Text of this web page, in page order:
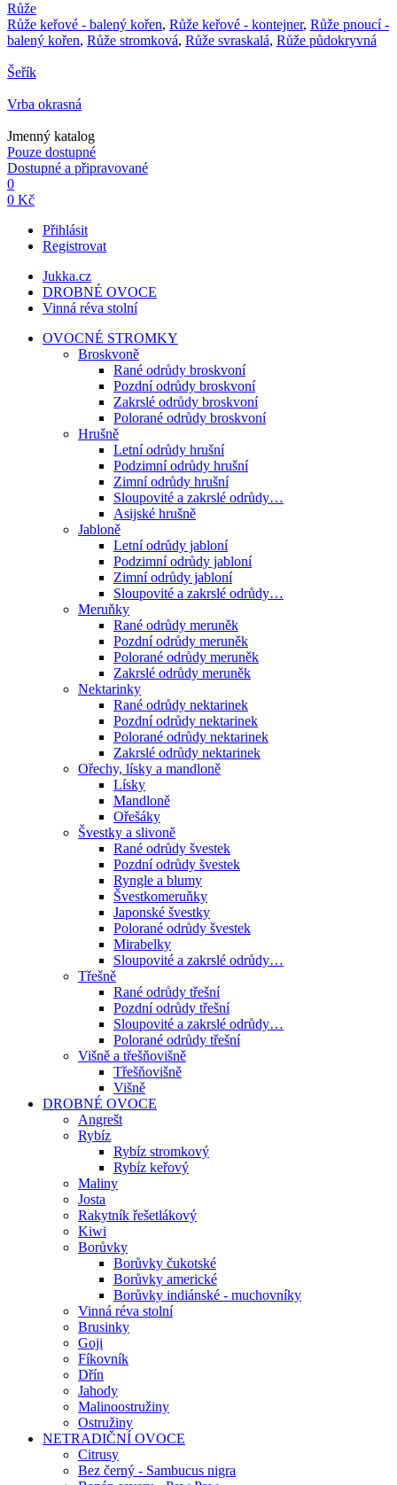
Růže
Růže keřové - balený kořen, Růže keřové - kontejner, Růže pnoucí -
balený kořen, Růže stromková, Růže svraskalá, Růže půdokryvná
Šeřík
Vrba okrasná
Jmenný katalog
Pouze dostupné
Dostupné a připravované
0
0 Kč
Přihlásit
Registrovat
Jukka.cz
DROBNÉ OVOCE
Vinná réva stolní
OVOCNÉ STROMKY
Broskvoně
Rané odrůdy broskvoní
Pozdní odrůdy broskvoní
Zakrslé odrůdy broskvoní
Polorané odrůdy broskvoní
Hrušně
Letní odrůdy hrušní
Podzimní odrůdy hrušní
Zimní odrůdy hrušní
Sloupovité a zakrslé odrůdy…
Asijské hrušně
Jabloně
Letní odrůdy jabloní
Podzimní odrůdy jabloní
Zimní odrůdy jabloní
Sloupovité a zakrslé odrůdy…
Meruňky
Rané odrůdy meruněk
Pozdní odrůdy meruněk
Polorané odrůdy meruněk
Zakrslé odrůdy meruněk
Nektarinky
Rané odrůdy nektarinek
Pozdní odrůdy nektarinek
Polorané odrůdy nektarinek
Zakrslé odrůdy nektarinek
Ořechy, lísky a mandloně
Lísky
Mandloně
Ořešáky
Švestky a slivoně
Rané odrůdy švestek
Pozdní odrůdy švestek
Ryngle a blumy
Švestkomeruňky
Japonské švestky
Polorané odrůdy švestek
Mirabelky
Sloupovité a zakrslé odrůdy…
Třešně
Rané odrůdy třešní
Pozdní odrůdy třešní
Sloupovité a zakrslé odrůdy…
Polorané odrůdy třešní
Višně a třešňovišně
Třešňovišně
Višně
DROBNÉ OVOCE
Angrešt
Rybíz
Rybíz stromkový
Rybíz keřový
Maliny
Josta
Rakytník řešetlákový
Kiwi
Borůvky
Borůvky čukotské
Borůvky americké
Borůvky indiánské - muchovníky
Vinná réva stolní
Brusinky
Goji
Fíkovník
Dřín
Jahody
Malinoostružiny
Ostružiny
NETRADIČNÍ OVOCE
Citrusy
Bez černý - Sambucus nigra